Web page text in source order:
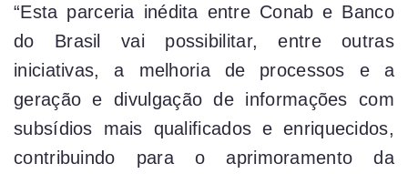
“Esta parceria inédita entre Conab e Banco
do Brasil vai possibilitar, entre outras
iniciativas, a melhoria de processos e a
geração e divulgação de informações com
subsídios mais qualificados e enriquecidos,
contribuindo para o aprimoramento da